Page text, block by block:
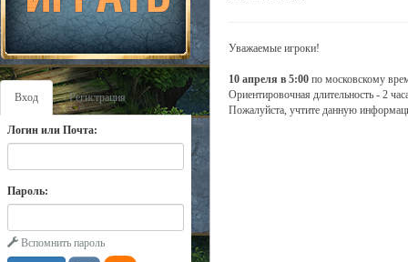
Вход Регистрация
Логин или Почта:
Пароль:
Вспомнить пароль
Уважаемые игроки!
10 апреля в 5:00 по московскому
Ориентировочная длительность - 2
Пожалуйста, учтите данную